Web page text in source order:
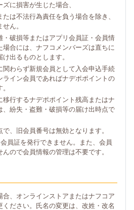
に損害が生じた場合、
は不法行為責任を負う場合を除き、
ん。
・破損等またはアプリ会員証・会員情
合には、ナフコメンバーズは直ちに
出るものとします。
関わらず新規会員として入会申込手続
ライン会員であればナデポポイントの
移行するナデポポイント残高またはナ
、紛失・盗難・破損等の届け出時点で
、旧会員番号は無効となります。
員証を発行できません。また、会員
ので会員情報の管理は不要です。
、オンラインストアまたはナフコア
ださい。氏名の変更は、改姓・改名